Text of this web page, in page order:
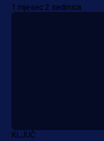
1 h 58 min
1 mjesec 2 sedmica
KLJUČ